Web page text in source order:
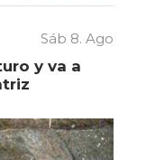
Sáb 8. Ago
y va a